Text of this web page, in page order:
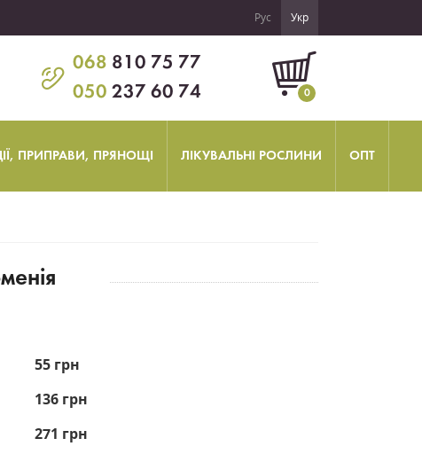
Рус Укр
068 810 75 77
050 237 60 74 0
ПРИПРАВИ, ПРЯНОЩІ ЛІКУВАЛЬНІ РОСЛИНИ ОПТ
55 грн
136 грн
271 грн